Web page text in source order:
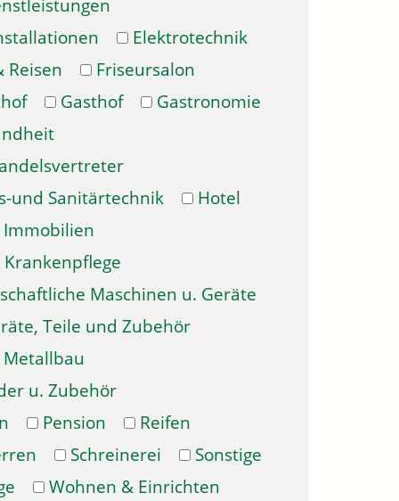
Elektrotechnik
Reisen
Friseursalon
Gasthof
Gastronomie
und Sanitärtechnik
Hotel
Immobilien
Krankenpflege
Maschinen u. Geräte
Teile und Zubehör
Metallbau
u. Zubehör
Pension
Reifen
Schreinerei
Sonstige
Wohnen & Einrichten